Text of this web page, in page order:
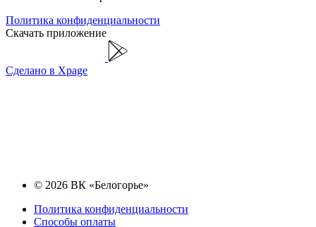
Политика конфиденциальности
Скачать приложение
Сделано в Xpage
© 2026 ВК «Белогорье»
Политика конфиденциальности
Способы оплаты